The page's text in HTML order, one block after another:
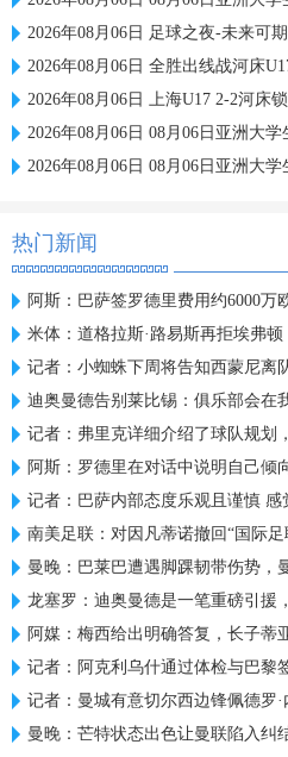
2026年08月06日 足球之夜-未来可期
2026年08月06日 全胜出线战河床U17！U17国
2026年08月06日 上海U17 2-2河床锁定B组第
2026年08月06日 08月06日亚洲大学生篮球联赛
2026年08月06日 08月06日亚洲大学生篮球联
热门新闻
阿斯：巴萨签罗德里费用约6000万
米体：道格拉斯·路易斯再拒埃弗
记者：小蜘蛛下周将告知西蒙尼离
迪奥曼德告别莱比锡：俱乐部会在
记者：弗里克详细介绍了球队规划，
阿斯：罗德里在对话中说明自己倾向
记者：巴萨内部态度乐观且谨慎
南美足联：对因凡蒂诺撤回“国际
曼晚：巴莱巴遭遇脚踝韧带伤势，
龙塞罗：迪奥曼德是一笔重磅引援，
阿媒：梅西给出明确答复，长子蒂
记者：阿克利乌什通过体检与巴黎
记者：曼城有意切尔西边锋佩德罗·
曼晚：芒特状态出色让曼联陷入纠结